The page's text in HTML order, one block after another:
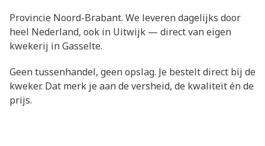
Provincie Noord-Brabant. We leveren dagelijks door
heel Nederland, ook in Uitwijk — direct van eigen
kwekerij in Gasselte.
Geen tussenhandel, geen opslag. Je bestelt direct bij de
kweker. Dat merk je aan de versheid, de kwaliteit én de
prijs.